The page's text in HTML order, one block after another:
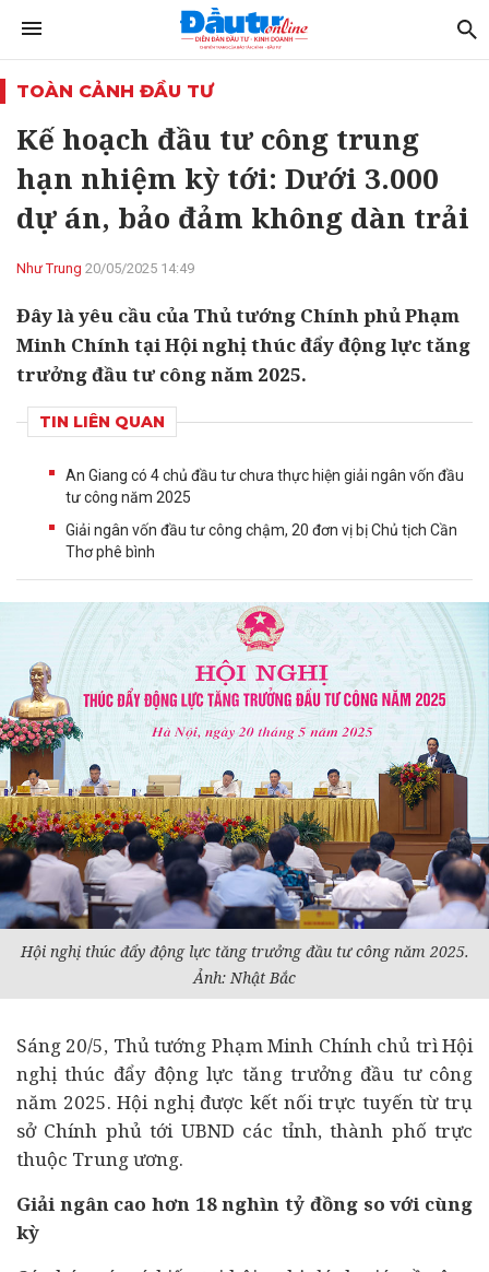
TOÀN CẢNH ĐẦU TƯ
Kế hoạch đầu tư công trung
hạn nhiệm kỳ tới: Dưới 3.000
dự án, bảo đảm không dàn trải
Như Trung 20/05/2025 14:49
Đây là yêu cầu của Thủ tướng Chính phủ Phạm
Minh Chính tại Hội nghị thúc đẩy động lực tăng
trưởng đầu tư công năm 2025.
TIN LIÊN QUAN
An Giang có 4 chủ đầu tư chưa thực hiện giải ngân vốn đầu
tư công năm 2025
Giải ngân vốn đầu tư công chậm, 20 đơn vị bị Chủ tịch Cần
Thơ phê bình
Hội nghị thúc đẩy động lực tăng trưởngđầu tưcông năm 2025.
Ảnh: Nhật Bắc
Sáng 20/5, Thủ tướng Phạm Minh Chính chủ trì Hội
nghị thúc đẩy động lực tăng trưởng đầu tư công
năm 2025. Hội nghị được kết nối trực tuyến từ trụ
sở Chính phủ tới UBND các tỉnh, thành phố trực
thuộc Trung ương.
Giải ngân cao hơn 18 nghìn tỷ đồng so với cùng
kỳ